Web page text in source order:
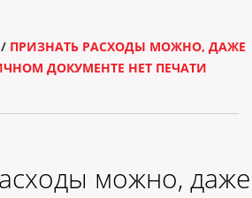
/ ПРИЗНАТЬ РАСХОДЫ МОЖНО, ДАЖЕ
ДОКУМЕНТЕ НЕТ ПЕЧАТИ
можно, даже